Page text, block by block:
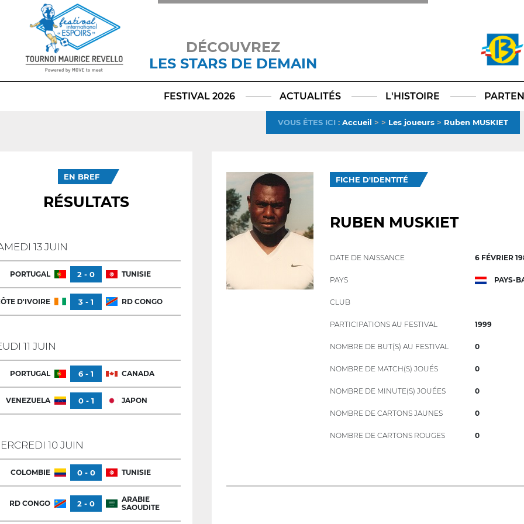
DÉCOUVREZ
LES STARS DE DEMAIN
TikTokLinkedIn
X
FESTIVAL 2026 ACTUALITÉS L'HISTOIRE
VOUS ÊTES ICI : Accueil > > Les joueurs > Ruben MUSKIET
EN BREF
RÉSULTATS
13 JUIN
PORTUGAL 2 - 0 TUNISIE
D'IVOIRE 3 - 1 RD CONGO
11 JUIN
PORTUGAL 6 - 1 CANADA
VENEZUELA 0 - 1 JAPON
10 JUIN
COLOMBIE 0 - 0 TUNISIE
RD CONGO 2 - 0
ARABIE
SAOUDITE
FICHE D'IDENTITÉ
RUBEN MUSKIET
DATE DE NAISSANCE 6 FÉVRIER
PAYS PAYS-
CLUB
PARTICIPATIONS AU FESTIVAL 1999
NOMBRE DE BUT(S) AU FESTIVAL 0
NOMBRE DE MATCH(S) JOUÉS 0
NOMBRE DE MINUTE(S) JOUÉES 0
NOMBRE DE CARTONS JAUNES 0
NOMBRE DE CARTONS ROUGES 0